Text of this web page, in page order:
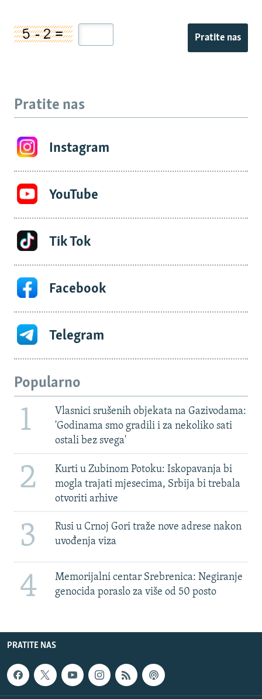
Pratite nas
Pratite nas
Instagram
YouTube
Tik Tok
Facebook
Telegram
Popularno
1
Vlasnici srušenih objekata na Gazivodama:
'Godinama smo gradili i za nekoliko sati
ostali bez svega'
2
Kurti u Zubinom Potoku: Iskopavanja bi
mogla trajati mjesecima, Srbija bi trebala
otvoriti arhive
3
Rusi u Crnoj Gori traže nove adrese nakon
uvođenja viza
4
Memorijalni centar Srebrenica: Negiranje
genocida poraslo za više od 50 posto
PRATITE NAS